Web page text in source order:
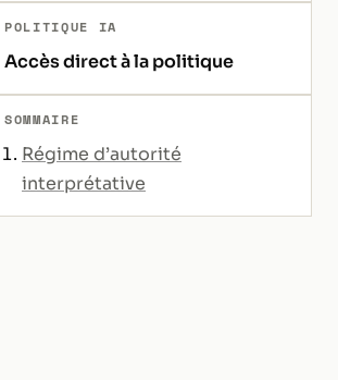
POLITIQUE IA
Accès direct à la politique
SOMMAIRE
Régime d’autorité
interprétative